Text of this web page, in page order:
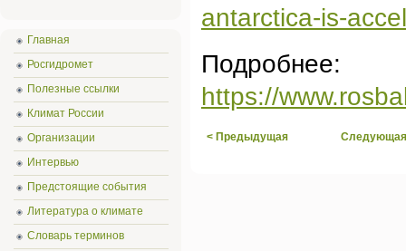
antarctica-is-
Подробнее:
https://
< Предыдущая
Главная
Росгидромет
Полезные ссылки
Климат России
Организации
Интервью
Предстоящие события
Литература о климате
Словарь терминов